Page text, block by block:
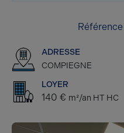
Référence
ADRESSE
COMPIEGNE
LOYER
140 € m²/an HT HC